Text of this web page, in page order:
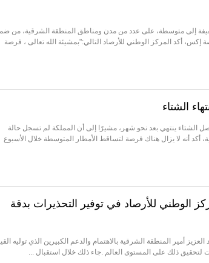
إلى متوسطة، على عدد من مدن ومناطق المنطقة الشرقية، من
أكد المركز الوطني للأرصاد التالي:"بمشيئة الله تعالى ، فرصة
الشتاء
الشتاء ينتهي بعد نحو شهر، مشيرًا إلى أن المملكة لم تسجل حالة
أكد أنه لا يزال هناك فرصة لتساقط الأمطار المتوسطة خلال الأسبوع
الوطني للأرصاد في توفير التحذيرات بدقة
أمير المنطقة الشرقية بالاهتمام والدعم الكبيرين الذي توليه
لتحقيق ذلك على المستوى العالم .جاء ذلك خلال استقبال ...